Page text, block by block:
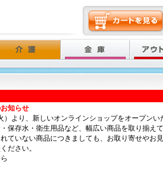
知らせ
）より、新しいオンラインショップをオープンい
保存水・衛生用品など、幅広い商品を取り揃えて
ていない商品につきましても、お取り寄せやお
ださい。